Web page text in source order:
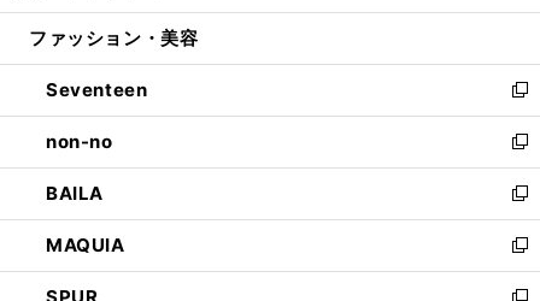
開
ウ
開
く
ン
ウ
で
開
く
ウ
ン
ド
ウ
で
開
く
ファッション・美容
Seventeen
新
し
い
ウ
ィ
ン
ド
ウ
non-no
新
し
い
ウ
ィ
ン
BAILA
新
し
い
ウ
MAQUIA
新
し